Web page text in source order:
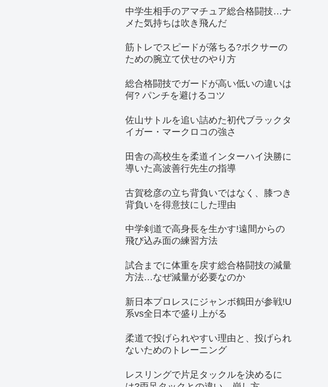
中学生相手のアマチュア総合格闘技…ナ
メた気持ちは吹き飛んだ
筋トレでスピードが落ちる?ボクサーの
ための腕立て伏せのやり方
総合格闘技でガードが高い低いの違いは
何? パンチを避けるコツ
佐山サトルを追い詰めた初代ブラックタ
イガー・マークロコの強さ
田舎の高校生を柔道インターハイ決勝に
導いた高波善行先生の指導
古賀稔彦の立ち背負いではなく、膝つき
背負いを得意技にした理由
中学剣道で高身長を生かす!遠間からの
飛び込み面の練習方法
試合までに体重を戻す総合格闘技の減量
方法…なぜ減量が必要なのか
新日本プロレスにジャンボ鶴田が参戦!U
系vs全日本で盛り上がる
柔道で投げられやすい理由と、投げられ
ないためのトレーニング
レスリングで片足タックルを決めるに